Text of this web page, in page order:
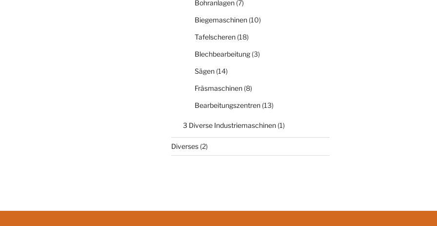
Bohranlagen(7)
Biegemaschinen(10)
Tafelscheren(18)
Blechbearbeitung(3)
Sägen(14)
Fräsmaschinen(8)
Bearbeitungszentren(13)
3 Diverse Industriemaschinen(1)
Diverses(2)